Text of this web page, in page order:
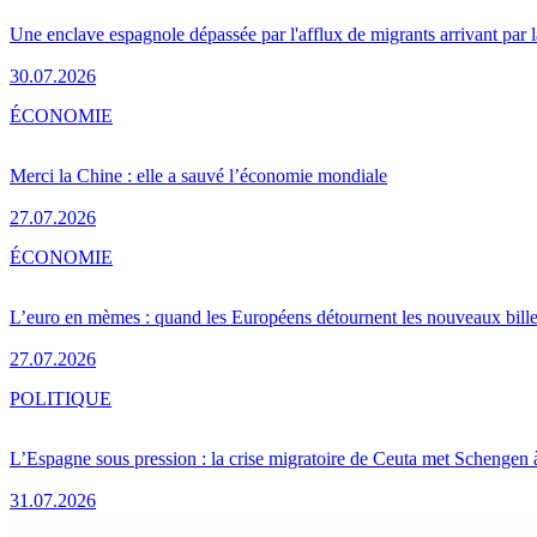
Une enclave espagnole dépassée par l'afflux de migrants arrivant par
30.07.2026
Merci la Chine : elle a sauvé l’économie mondiale
27.07.2026
ÉCONOMIE
L’euro en mèmes : quand les Européens détournent les nouveaux
27.07.2026
ÉCONOMIE
L’Espagne sous pression : la crise migratoire de Ceuta met Schengen
31.07.2026
POLITIQUE